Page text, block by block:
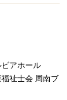
アホール
祉士会 周南ブ